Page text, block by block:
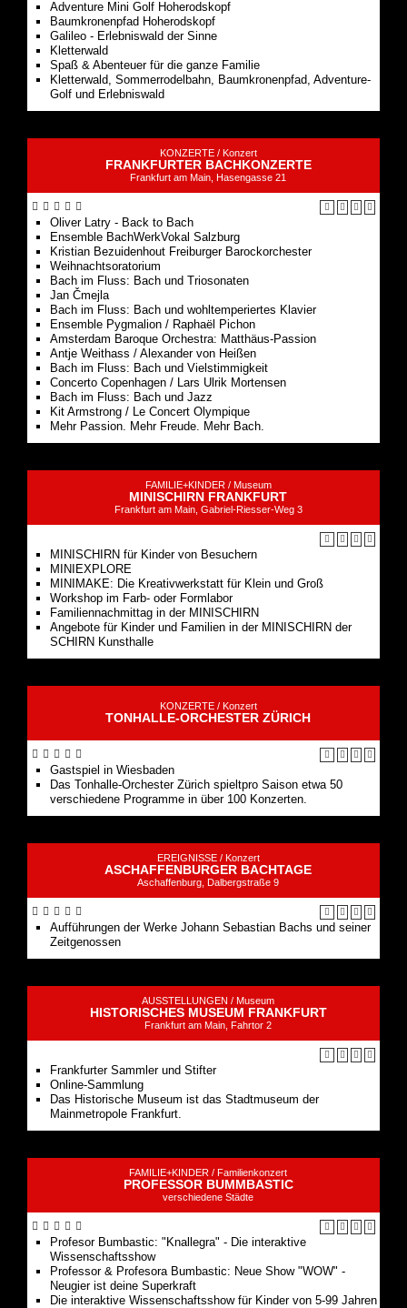
Adventure Mini Golf Hoherodskopf
Baumkronenpfad Hoherodskopf
Galileo - Erlebniswald der Sinne
Kletterwald
Spaß & Abenteuer für die ganze Familie
Kletterwald, Sommerrodelbahn, Baumkronenpfad, Adventure-
Golf und Erlebniswald
KONZERTE / Konzert
FRANKFURTER BACHKONZERTE
Frankfurt am Main, Hasengasse 21
Oliver Latry - Back to Bach
Ensemble BachWerkVokal Salzburg
Kristian Bezuidenhout Freiburger Barockorchester
Weihnachtsoratorium
Bach im Fluss: Bach und Triosonaten
Jan Čmejla
Bach im Fluss: Bach und wohltemperiertes Klavier
Ensemble Pygmalion / Raphaël Pichon
Amsterdam Baroque Orchestra: Matthäus-Passion
Antje Weithass / Alexander von Heißen
Bach im Fluss: Bach und Vielstimmigkeit
Concerto Copenhagen / Lars Ulrik Mortensen
Bach im Fluss: Bach und Jazz
Kit Armstrong / Le Concert Olympique
Mehr Passion. Mehr Freude. Mehr Bach.
FAMILIE+KINDER / Museum
MINISCHIRN FRANKFURT
Frankfurt am Main, Gabriel-Riesser-Weg 3
MINISCHIRN für Kinder von Besuchern
MINIEXPLORE
MINIMAKE: Die Kreativwerkstatt für Klein und Groß
Workshop im Farb- oder Formlabor
Familiennachmittag in der MINISCHIRN
Angebote für Kinder und Familien in der MINISCHIRN der
SCHIRN Kunsthalle
KONZERTE / Konzert
TONHALLE-ORCHESTER ZÜRICH
Gastspiel in Wiesbaden
Das Tonhalle-Orchester Zürich spieltpro Saison etwa 50
verschiedene Programme in über 100 Konzerten.
EREIGNISSE / Konzert
ASCHAFFENBURGER BACHTAGE
Aschaffenburg, Dalbergstraße 9
Aufführungen der Werke Johann Sebastian Bachs und seiner
Zeitgenossen
AUSSTELLUNGEN / Museum
HISTORISCHES MUSEUM FRANKFURT
Frankfurt am Main, Fahrtor 2
Frankfurter Sammler und Stifter
Online-Sammlung
Das Historische Museum ist das Stadtmuseum der
Mainmetropole Frankfurt.
FAMILIE+KINDER / Familienkonzert
PROFESSOR BUMMBASTIC
verschiedene Städte
Profesor Bumbastic: "Knallegra" - Die interaktive
Wissenschaftsshow
Professor & Profesora Bumbastic: Neue Show "WOW" -
Neugier ist deine Superkraft
Die interaktive Wissenschaftsshow für Kinder von 5-99 Jahren